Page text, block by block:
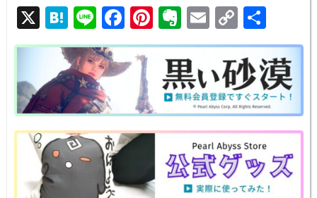
り、グラボがRTX 3070かRTX 3080か、という違いになっています。テス...
X H
at
e
n
a
Li
n
e
F
a
c
b
o
o
k
Pi
nt
er
e
st
E
v
er
n
ot
e
E
m
ail
C
o
p
y
Li
n
k
有